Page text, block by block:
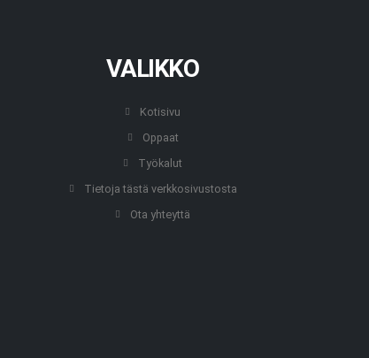
VALIKKO
Kotisivu
Oppaat
Työkalut
Tietoja tästä verkkosivustosta
Ota yhteyttä